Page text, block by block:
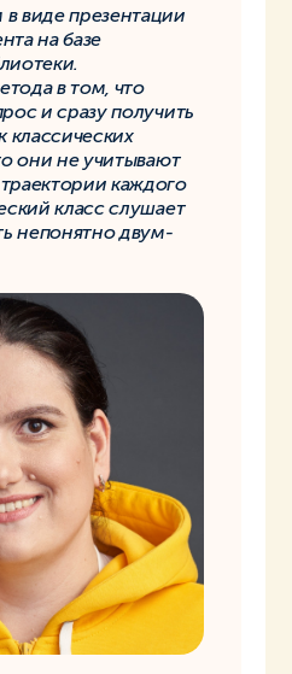
виде презентации
на базе
в том, что
и сразу получить
классических
они не учитывают
каждого
класс слушает
непонятно двум-